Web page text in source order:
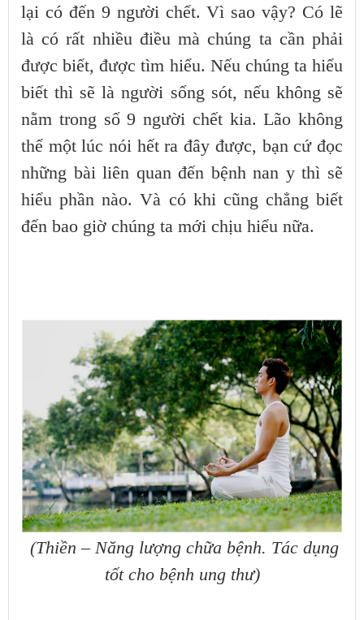
lại có đến 9 người chết. Vì sao vậy? Có lẽ
là có rất nhiều điều mà chúng ta cần phải
được biết, được tìm hiểu. Nếu chúng ta hiểu
biết thì sẽ là người sống sót, nếu không sẽ
nằm trong số 9 người chết kia. Lão không
thể một lúc nói hết ra đây được, bạn cứ đọc
những bài liên quan đến bệnh nan y thì sẽ
hiểu phần nào. Và có khi cũng chẳng biết
đến bao giờ chúng ta mới chịu hiểu nữa.
(Thiền – Năng lượng chữa bệnh. Tác dụng
tốt cho bệnh ung thư)